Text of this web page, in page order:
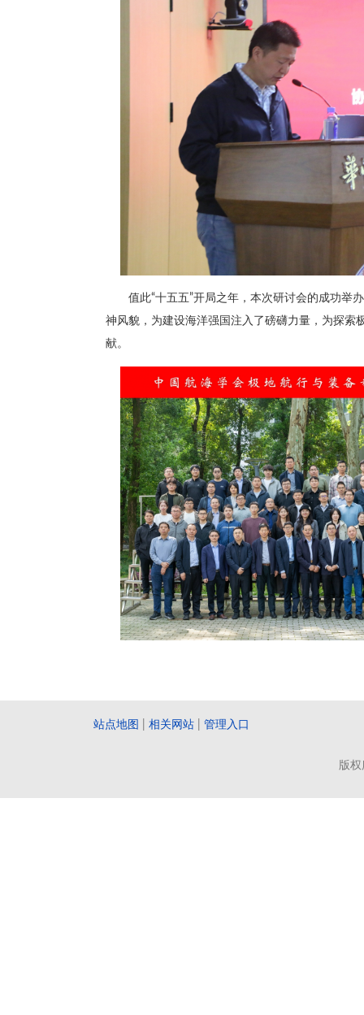
值此“十五五”开局之年，本次研讨会的成功举
神风貌，为建设海洋强国注入了磅礴力量，为探索
献。
站点地图 相关网站 管理入口
版